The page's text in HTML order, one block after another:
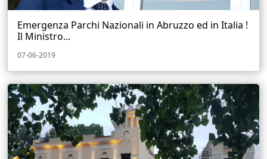
Emergenza Parchi Nazionali in Abruzzo ed in Italia !
Il Ministro...
07-06-2019